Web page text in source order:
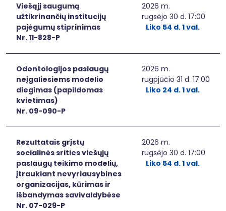
Viešąjį saugumą
užtikrinančių institucijų
pajėgumų stiprinimas
Nr. 11-828-P
2026 m.
rugsėjo 30 d. 17:00
Liko 54 d. 1 val.
Odontologijos paslaugų
neįgaliesiems modelio
diegimas (papildomas
kvietimas)
Nr. 09-090-P
2026 m.
rugpjūčio 31 d. 17:00
Liko 24 d. 1 val.
Rezultatais grįstų
socialinės srities viešųjų
paslaugų teikimo modelių,
įtraukiant nevyriausybines
organizacijas, kūrimas ir
išbandymas savivaldybėse
Nr. 07-029-P
2026 m.
rugsėjo 30 d. 17:00
Liko 54 d. 1 val.